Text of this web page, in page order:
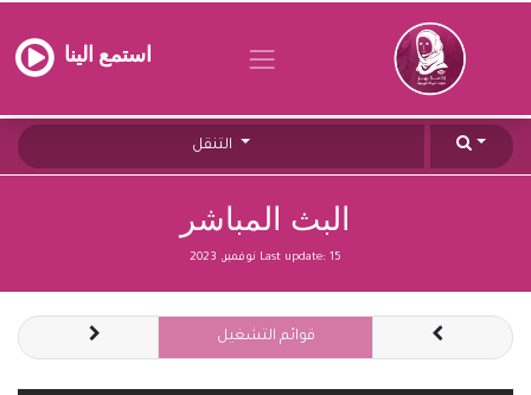
استمع الينا
البث المباشر
Last update: 15 نوفمبر, 2023
قوائم التشغيل